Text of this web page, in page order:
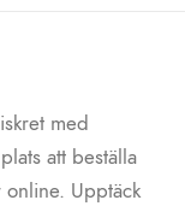
med
att beställa
Upptäck